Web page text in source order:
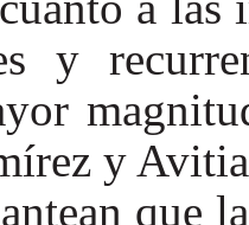
y
y
que